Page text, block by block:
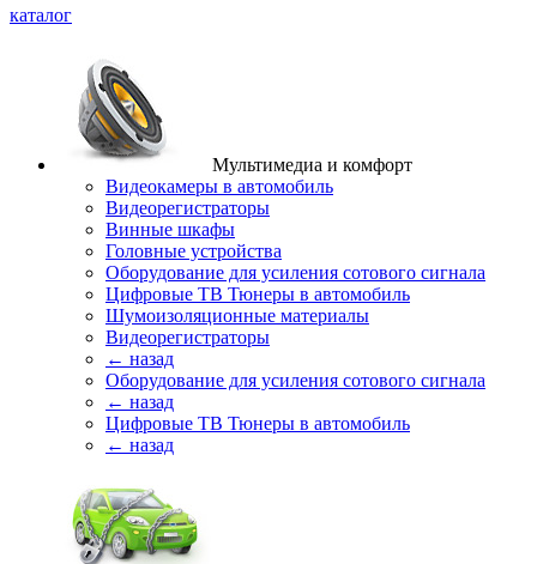
каталог
Мультимедиа и комфорт
Видеокамеры в автомобиль
Видеорегистраторы
Винные шкафы
Головные устройства
Оборудование для усиления сотового сигнала
Цифровые ТВ Тюнеры в автомобиль
Шумоизоляционные материалы
Видеорегистраторы
← назад
Оборудование для усиления сотового сигнала
← назад
Цифровые ТВ Тюнеры в автомобиль
← назад